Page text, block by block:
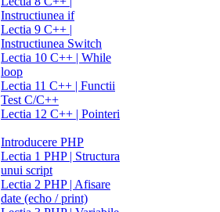
Instructiunea if
Lectia 9 C++ |
Instructiunea Switch
Lectia 10 C++ | While
loop
Lectia 11 C++ | Functii
Test C/C++
Lectia 12 C++ | Pointeri
Introducere PHP
Lectia 1 PHP | Structura
unui script
Lectia 2 PHP | Afisare
date (echo / print)